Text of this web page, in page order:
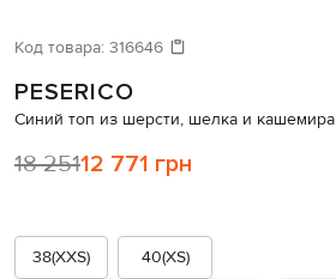
Код товара: 316646
PESERICO
Синий топ из шерсти, шелка и кашемира
18 25112 771 грн
38(XXS)
40(XS)